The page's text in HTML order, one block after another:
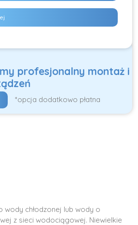
profesjonalny montaż i
*opcja dodatkowo płatna
wody chłodzonej lub wody o
z sieci wodociągowej. Niewielkie